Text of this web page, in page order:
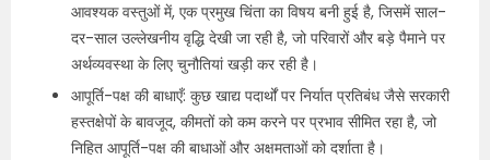
आवश्यक वस्तुओं में, एक प्रमुख चिंता का विषय बनी हुई है, जिसमें साल-
दर-साल उल्लेखनीय वृद्धि देखी जा रही है, जो परिवारों और बड़े पैमाने पर
अर्थव्यवस्था के लिए चुनौतियां खड़ी कर रही है।
आपूर्ति-पक्ष की बाधाएँ: कुछ खाद्य पदार्थों पर निर्यात प्रतिबंध जैसे सरकारी
हस्तक्षेपों के बावजूद, कीमतों को कम करने पर प्रभाव सीमित रहा है, जो
निहित आपूर्ति-पक्ष की बाधाओं और अक्षमताओं को दर्शाता है।